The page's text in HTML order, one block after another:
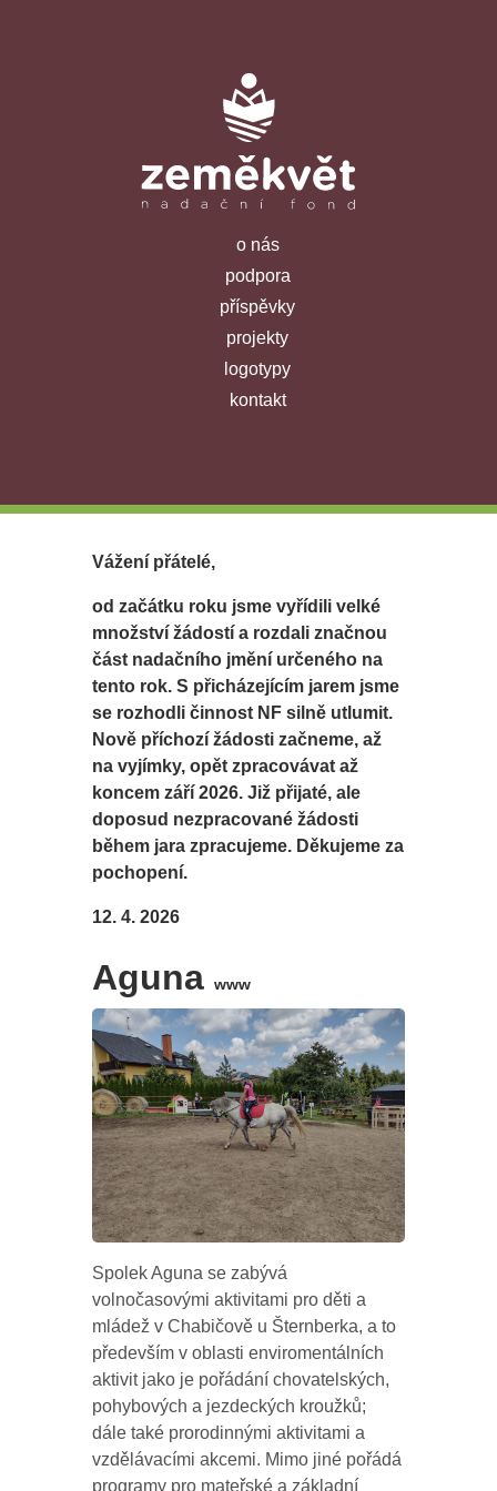
o nás
podpora
příspěvky
projekty
logotypy
kontakt
Vážení přátelé,
od začátku roku jsme vyřídili velké
množství žádostí a rozdali značnou
část nadačního jmění určeného na
tento rok. S přicházejícím jarem jsme
se rozhodli činnost NF silně utlumit.
Nově příchozí žádosti začneme, až
na vyjímky, opět zpracovávat až
koncem září 2026. Již přijaté, ale
doposud nezpracované žádosti
během jara zpracujeme. Děkujeme za
pochopení.
12. 4. 2026
Agunawww
Spolek Aguna se zabývá
volnočasovými aktivitami pro děti a
mládež v Chabičově u Šternberka, a to
především v oblasti enviromentálních
aktivit jako je pořádání chovatelských,
pohybových a jezdeckých kroužků;
dále také prorodinnými aktivitami a
vzdělávacími akcemi. Mimo jiné pořádá
programy pro mateřské a základní